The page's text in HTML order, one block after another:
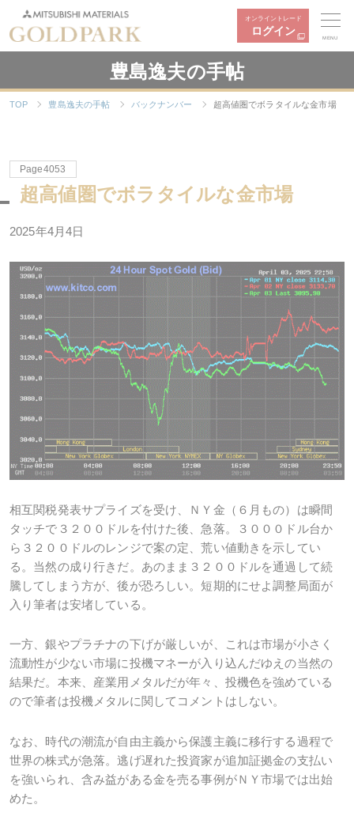
オンライントレード
ログイン
MENU
豊島逸夫の手帖
TOP 豊島逸夫の手帖 バックナンバー 超高値圏でボラタイルな金市場
Page4053
超高値圏でボラタイルな金市場
2025年4月4日
相互関税発表サプライズを受け、ＮＹ金（６月もの）は瞬間
タッチで３２００ドルを付けた後、急落。３０００ドル台か
ら３２００ドルのレンジで案の定、荒い値動きを示してい
る。当然の成り行きだ。あのまま３２００ドルを通過して続
騰してしまう方が、後が恐ろしい。短期的にせよ調整局面が
入り筆者は安堵している。
一方、銀やプラチナの下げが厳しいが、これは市場が小さく
流動性が少ない市場に投機マネーが入り込んだゆえの当然の
結果だ。本来、産業用メタルだが年々、投機色を強めている
ので筆者は投機メタルに関してコメントはしない。
なお、時代の潮流が自由主義から保護主義に移行する過程で
世界の株式が急落。逃げ遅れた投資家が追加証拠金の支払い
を強いられ、含み益がある金を売る事例がＮＹ市場では出始
めた。